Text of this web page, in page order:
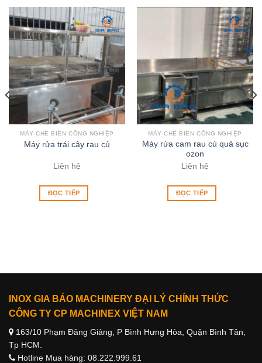
MÁY CHẾ BIẾN CÔNG NGHIỆP
Máy rửa trái cây rau củ
Liên hệ
ĐỌC TIẾP
MÁY CHẾ BIẾN CÔNG NGHIỆP
Máy rửa cam rau củ quả sục
ozon
Liên hệ
ĐỌC TIẾP
INOX GIA BẢO MACHINERY ĐẠI LÝ CHÍNH THỨC
CÔNG TY CP MACHINEX VIỆT NAM
163/10 Phạm Đăng Giảng, P Bình Hưng Hòa, Quận Bình Tân,
Tp HCM.
Hotline Mua hàng: 08.222.999.61